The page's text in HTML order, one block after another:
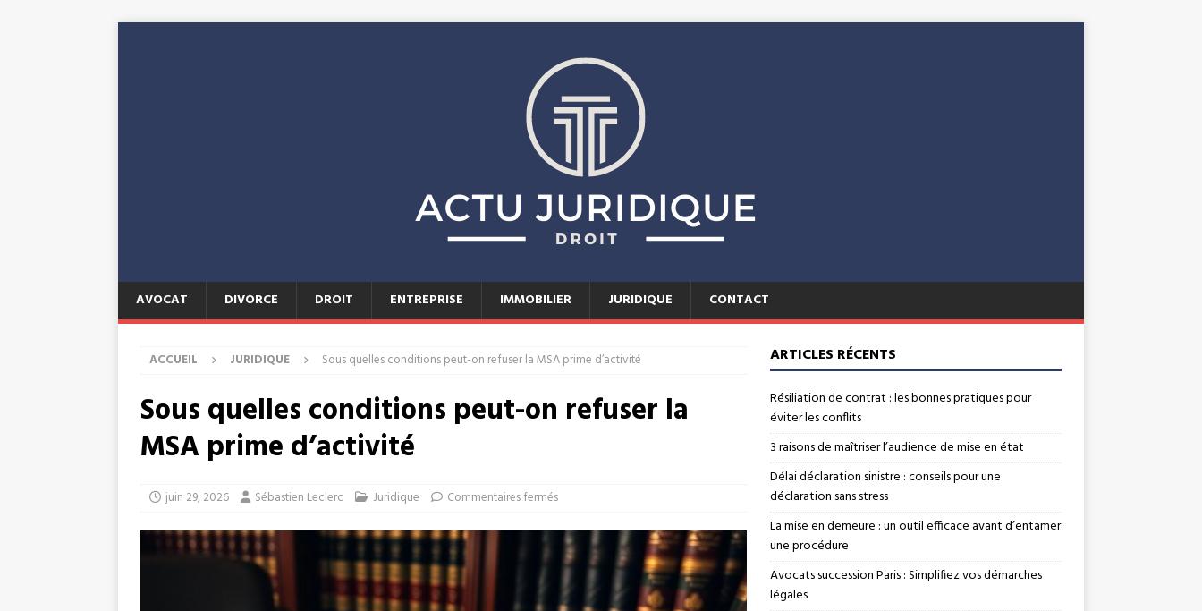
AVOCAT DIVORCE DROIT ENTREPRISE IMMOBILIER JURIDIQUE CONTACT
ACCUEIL JURIDIQUE Sous quelles conditions peut-on refuser la MSA prime d’activité
Sous quelles conditions peut-on refuser la
MSA prime d’activité
juin 29, 2026 Sébastien Leclerc Juridique Commentaires fermés
ARTICLES RÉCENTS
Résiliation de contrat : les bonnes pratiques pour
éviter les conflits
3 raisons de maîtriser l’audience de mise en état
Délai déclaration sinistre : conseils pour une
déclaration sans stress
La mise en demeure : un outil efficace avant d’entamer
une procédure
Avocats succession Paris : Simplifiez vos démarches
légales